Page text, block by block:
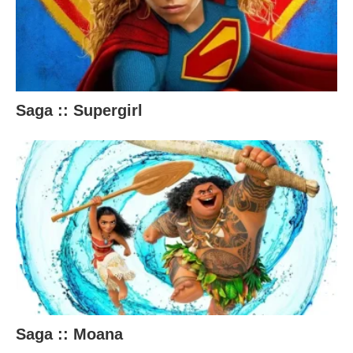
a
b
x
o
.
Saga :: Supergirl
Saga :: Moana